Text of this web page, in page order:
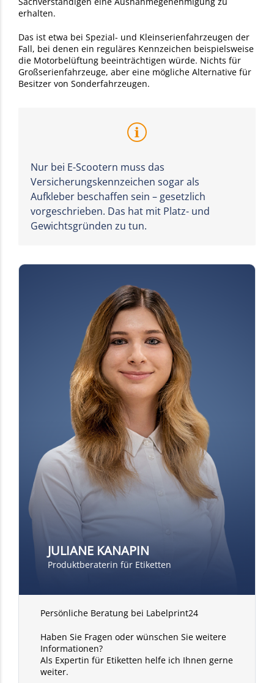
erhalten.
Das ist etwa bei Spezial- und Kleinserienfahrzeugen der
Fall, bei denen ein reguläres Kennzeichen beispielsweise
die Motorbelüftung beeinträchtigen würde. Nichts für
Großserienfahrzeuge, aber eine mögliche Alternative für
Besitzer von Sonderfahrzeugen.
Nur bei E-Scootern muss das
Versicherungskennzeichen sogar als
Aufkleber beschaffen sein – gesetzlich
vorgeschrieben. Das hat mit Platz- und
Gewichtsgründen zu tun.
JULIANE KANAPIN
Produktberaterin für Etiketten
Persönliche Beratung bei Labelprint24
Haben Sie Fragen oder wünschen Sie weitere
Informationen?
Als Expertin für Etiketten helfe ich Ihnen gerne
weiter.